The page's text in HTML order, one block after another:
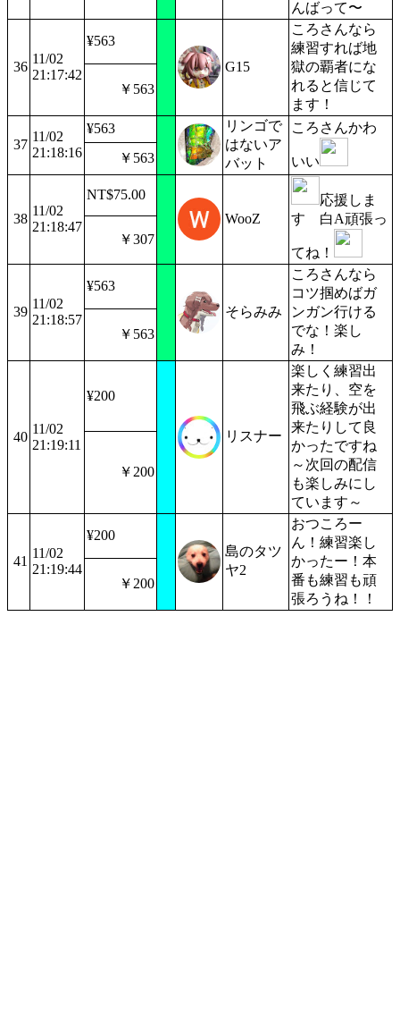
んばって〜
36
11/02
21:17:42
¥563
G15
ころさんなら
練習すれば地
獄の覇者にな
れると信じて
ます！
￥563
37
11/02
21:18:16
¥563
リンゴで
はないア
バット
ころさんかわ
いい
￥563
38
11/02
21:18:47
NT$75.00
WooZ
応援しま
す 白A頑張っ
てね！
￥307
39
11/02
21:18:57
¥563
そらみみ
ころさんなら
コツ掴めばガ
ンガン行ける
でな！楽し
み！
￥563
40
11/02
21:19:11
¥200
リスナー
楽しく練習出
来たり、空を
飛ぶ経験が出
来たりして良
かったですね
～次回の配信
も楽しみにし
ています～
￥200
41
11/02
21:19:44
¥200
島のタツ
ヤ2
おつころー
ん！練習楽し
かったー！本
番も練習も頑
張ろうね！！
￥200